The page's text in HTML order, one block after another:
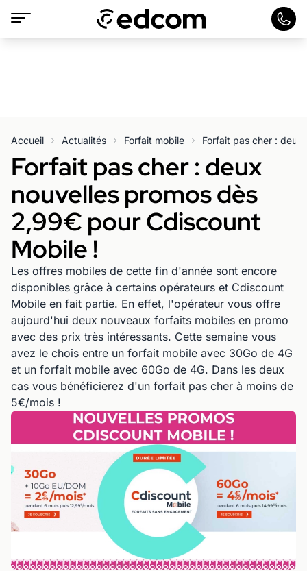
Accueil Actualités Forfait mobile
Forfait pas cher : deux
nouvelles promos dès
2,99€ pour Cdiscount
Mobile !
Les offres mobiles de cette fin d'année sont encore
disponibles grâce à certains opérateurs et Cdiscount
Mobile en fait partie. En effet, l'opérateur vous offre
aujourd'hui deux nouveaux forfaits mobiles en promo
avec des prix très intéressants. Cette semaine vous
avez le chois entre un forfait mobile avec 30Go de 4G
et un forfait mobile avec 60Go de 4G. Dans les deux
cas vous bénéficierez d'un forfait pas cher à moins de
5€/mois !